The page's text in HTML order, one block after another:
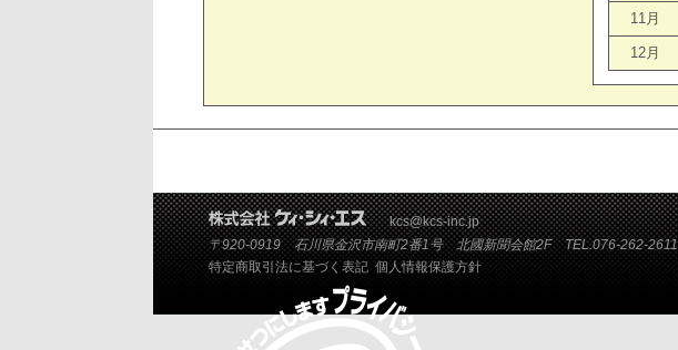
11月
12月
kcs@kcs-inc.jp
〒920-0919 石川県金沢市南町2番1号 北國新聞会館2F TEL.076-262-2611
特定商取引法に基づく表記 個人情報保護方針